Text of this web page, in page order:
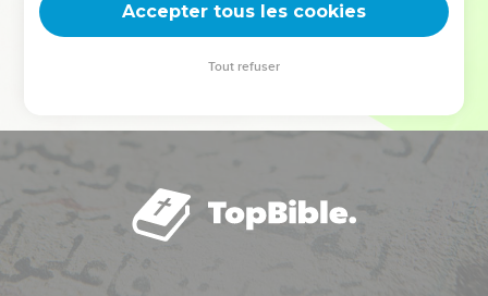
Accepter tous les cookies
Tout refuser